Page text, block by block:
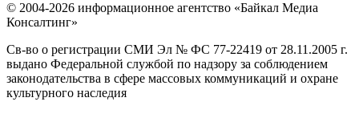
© 2004-2026 информационное агентство «Байкал Медиа
Консалтинг»
Св-во о регистрации СМИ Эл № ФС 77-22419 от 28.11.2005 г.
выдано Федеральной службой по надзору за соблюдением
законодательства в сфере массовых коммуникаций и охране
культурного наследия